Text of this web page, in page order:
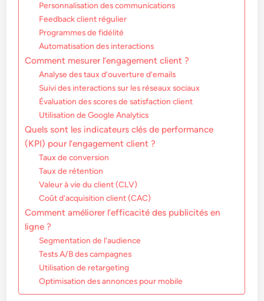
Personnalisation des communications
Feedback client régulier
Programmes de fidélité
Automatisation des interactions
Comment mesurer l’engagement client ?
Analyse des taux d’ouverture d’emails
Suivi des interactions sur les réseaux sociaux
Évaluation des scores de satisfaction client
Utilisation de Google Analytics
Quels sont les indicateurs clés de performance
(KPI) pour l’engagement client ?
Taux de conversion
Taux de rétention
Valeur à vie du client (CLV)
Coût d’acquisition client (CAC)
Comment améliorer l’efficacité des publicités en
ligne ?
Segmentation de l’audience
Tests A/B des campagnes
Utilisation de retargeting
Optimisation des annonces pour mobile